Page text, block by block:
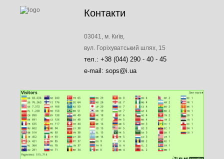
Контакти
03041, м. Київ,
вул. Горіхуватський шлях, 15
тел.: +38 (044) 290 - 40 - 45
e-mail: sops@i.ua